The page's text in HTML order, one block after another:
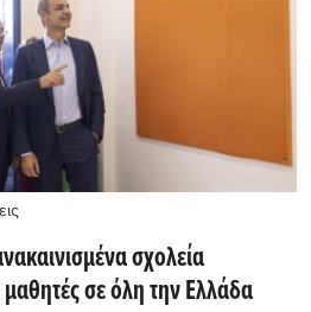
σχολεία
σε όλη την Ελλάδα